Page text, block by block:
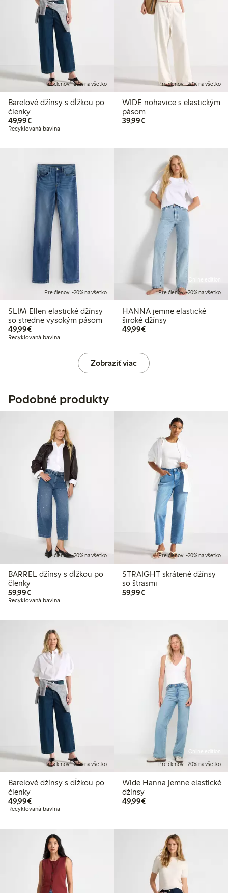
Pre členov: -20% na všetko
Barelové džínsy s dĺžkou po
členky
49,99€49,99 €
Recyklovaná bavlna
Pre členov: -20% na všetko
WIDE nohavice s elastickým
pásom
39,99€39,99 €
Pre členov: -20% na všetko
SLIM Ellen elastické džínsy
so stredne vysokým pásom
49,99€49,99 €
Recyklovaná bavlna
Pre členov: -20% na všetko
HANNA jemne elastické
široké džínsy
49,99€49,99 €
Zobraziť viac
Podobné produkty
Pre členov: -20% na všetko
BARREL džínsy s dĺžkou po
členky
59,99€59,99 €
Recyklovaná bavlna
Pre členov: -20% na všetko
STRAIGHT skrátené džínsy
so štrasmi
59,99€59,99 €
Pre členov: -20% na všetko
Barelové džínsy s dĺžkou po
členky
49,99€49,99 €
Recyklovaná bavlna
Pre členov: -20% na všetko
Wide Hanna jemne elastické
džínsy
49,99€49,99 €